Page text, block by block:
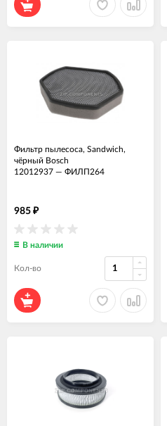
Фильтр пылесоса, Sandwich,
чёрный Bosch
12012937 — ФИЛП264
985 ₽
В наличии
Кол-во